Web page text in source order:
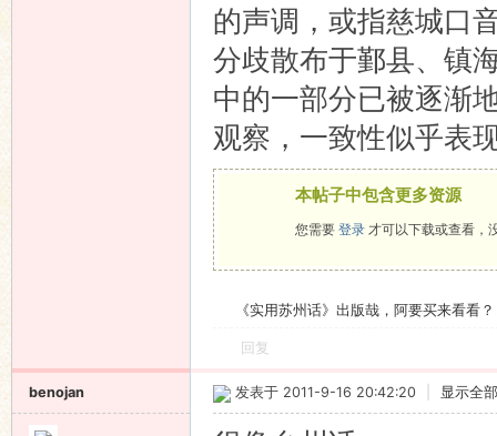
的声调，或指慈城口
分歧散布于鄞县、镇
中的一部分已被逐渐
观察，一致性似乎表
本帖子中包含更多资源
您需要 登录 才可以下载或查看，
《实用苏州话》出版哉，阿要买来看看？
回复
benojan 发表于 2011-9-16 20:42:20 显示全